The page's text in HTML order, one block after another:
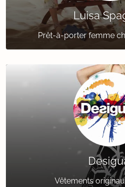
Luisa
Prêt-à-porter femme
Vêtements